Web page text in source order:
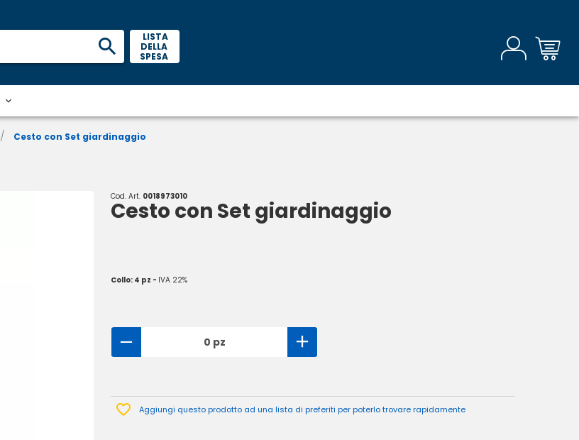
LISTA
DELLA
SPESA
/ Cesto con Set giardinaggio
Cod. Art. 0018973010
Cesto con Set giardinaggio
Collo: 4 pz - IVA 22%
0 pz
Aggiungi questo prodotto ad una lista di preferiti per poterlo trovare rapidamente